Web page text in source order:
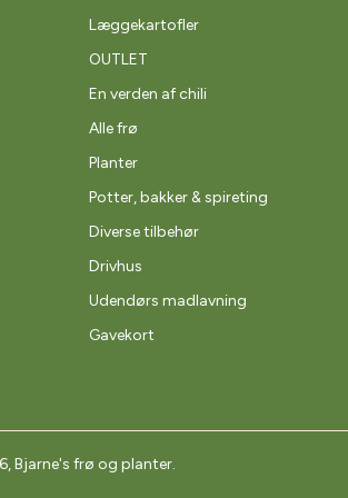
Læggekartofler
OUTLET
En verden af chili
Alle frø
Planter
Potter, bakker & spireting
Diverse tilbehør
Drivhus
Udendørs madlavning
Gavekort
Bjarne's frø og planter.